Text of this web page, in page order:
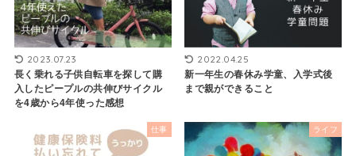
2023.07.23
長く乗れる子供自転車を探して購
入したピープルの共伸びサイクル
を4歳から4年使った感想
2022.04.25
新一年生の春休み学童、入学式後
まで親ができること
仕事 ライフ